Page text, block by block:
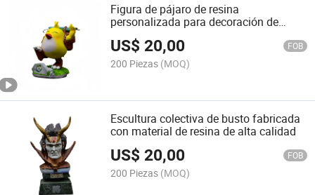
Figura de pájaro de resina
personalizada para decoración de
jardín
US$20,00 FOB
200 Piezas (MOQ)
Escultura colectiva de busto fabricada
con material de resina de alta calidad
US$20,00 FOB
200 Piezas (MOQ)